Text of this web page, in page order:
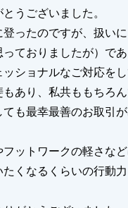
うございました。
ったのですが、扱い
っておりましたが）で
ショナルなご対応を
あり、私共ももちろ
も最幸最善のお取引
ットワークの軽さな
たくなるくらいの行動